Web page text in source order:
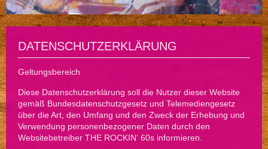
DATENSCHUTZERKLÄRUNG
Geltungsbereich
Diese Datenschutzerklärung soll die Nutzer dieser Website
gemäß Bundesdatenschutzgesetz und Telemediengesetz
über die Art, den Umfang und den Zweck der Erhebung und
Verwendung personenbezogener Daten durch den
Websitebetreiber THE ROCKIN‘ 60s informieren.